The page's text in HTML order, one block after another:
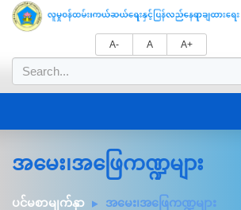
A- A A+
အမေး၊အဖြေကဏ္ဍများ
ပင်မစာမျက်နှာ အမေး၊အဖြေကဏ္ဍများ